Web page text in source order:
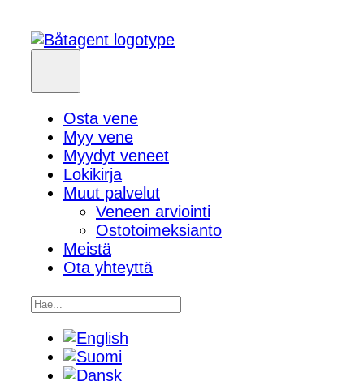
Osta vene
Myy vene
Myydyt veneet
Lokikirja
Muut palvelut
Veneen arviointi
Ostotoimeksianto
Meistä
Ota yhteyttä